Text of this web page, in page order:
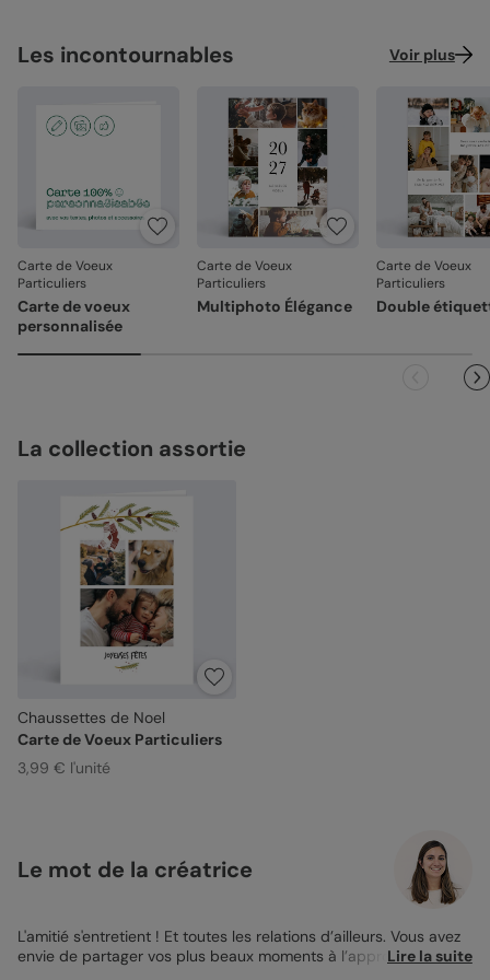
Les incontournables Voir plus
Carte de Voeux
Particuliers
Carte de voeux
personnalisée
Carte de Voeux
Particuliers
Multiphoto Élégance
Carte de Voeux
Particuliers
Double
La collection assortie
Chaussettes de Noel
Carte de Voeux Particuliers
3,99 € l'unité
Le mot de la créatrice
L'amitié s'entretient ! Et toutes les relations d’ailleurs. Vous avez
envie de partager vos plus beaux moments à l’approche des
Lire la suite